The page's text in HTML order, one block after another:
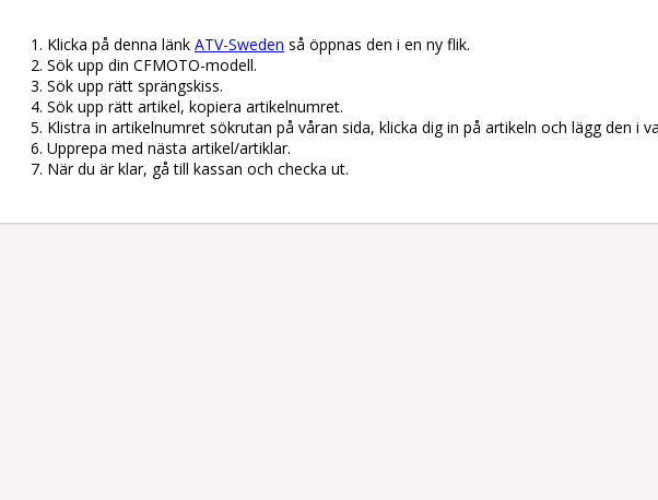
1. Klicka på denna länk ATV-Sweden så öppnas den i en ny flik.
2. Sök upp din CFMOTO-modell.
3. Sök upp rätt sprängskiss.
4. Sök upp rätt artikel, kopiera artikelnumret.
5. Klistra in artikelnumret sökrutan på våran sida, klicka dig in på artikeln och lägg den i
6. Upprepa med nästa artikel/artiklar.
7. När du är klar, gå till kassan och checka ut.